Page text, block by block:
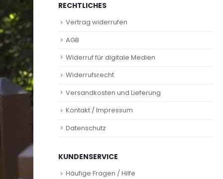
RECHTLICHES
Vertrag widerrufen
AGB
Widerruf für digitale Medien
Widerrufsrecht
Versandkosten und Lieferung
Kontakt / Impressum
Datenschutz
KUNDENSERVICE
Häufige Fragen / Hilfe